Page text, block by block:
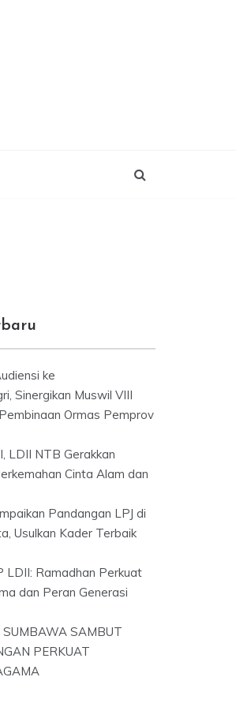
ke
Sinergikan Muswil VIII
Ormas Pemprov
LDII NTB Gerakkan
Cinta Alam dan
Pandangan LPJ di
Usulkan Kader Terbaik
LDII: Ramadhan Perkuat
dan Peran Generasi
SAMBUT
PERKUAT